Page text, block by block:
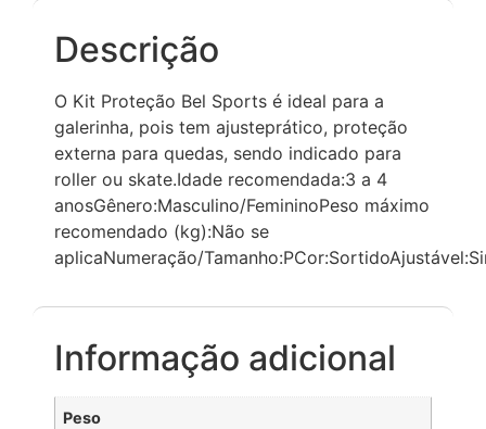
Descrição
O Kit Proteção Bel Sports é ideal para a
galerinha, pois tem ajusteprático, proteção
externa para quedas, sendo indicado para
roller ou skate.Idade recomendada:3 a 4
anosGênero:Masculino/FemininoPeso máximo
recomendado (kg):Não se
aplicaNumeração/
Informação adicional
Peso